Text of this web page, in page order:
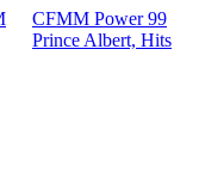
CFMM Power 99
Prince Albert, Hits